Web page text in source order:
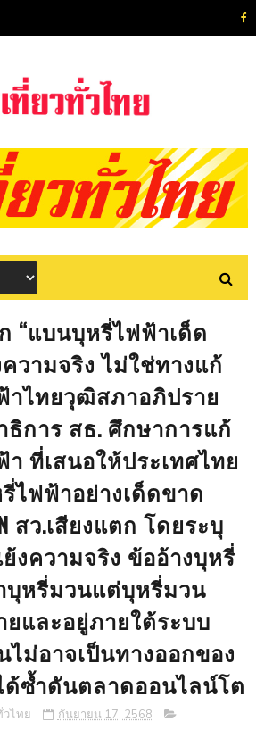
“แบนบุหรี่ไฟฟ้าเด็ด
วามจริง ไม่ใช่ทางแก้
ไทยวุฒิสภาอภิปราย
ธิการ สธ. ศึกษาการแก้
ที่เสนอให้ประเทศไทย
ไฟฟ้าอย่างเด็ดขาด
สว.เสียงแตก โดยระบุ
งความจริง ข้ออ้างบุหรี่
บุหรี่มวนแต่บุหรี่มวน
และอยู่ภายใต้ระบบ
ม่อาจเป็นทางออกของ
ซ้ำดันตลาดออนไลน์โต
วไทย กันยายน 17, 2568